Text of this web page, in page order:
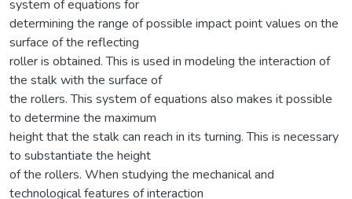
system of equations for
determining the range of possible impact point values on the
surface of the reflecting
roller is obtained. This is used in modeling the interaction of
the stalk with the surface of
the rollers. This system of equations also makes it possible
to determine the maximum
height that the stalk can reach in its turning. This is necessary
to substantiate the height
of the rollers. When studying the mechanical and
technological features of interaction